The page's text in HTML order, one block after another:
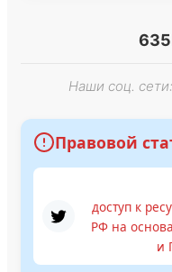
Наши соц. сети:
Правовой
доступ к
РФ на
и